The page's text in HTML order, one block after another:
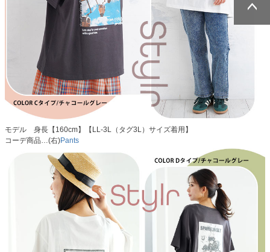
モデル 身長【160cm】【LL-3L（タグ3L）サイズ着用】
コーデ商品…(右)Pants